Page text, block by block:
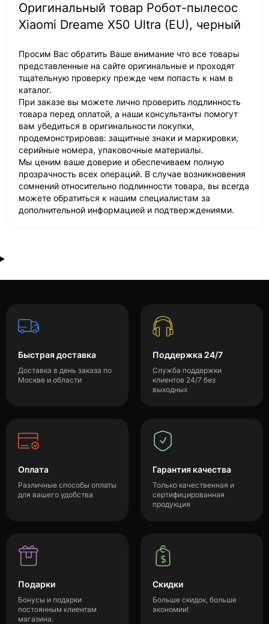
Оригинальный товар Робот-пылесос
Xiaomi Dreame X50 Ultra (EU), черный
Просим Вас обратить Ваше внимание что все товары
представленные на сайте оригинальные и проходят
тщательную проверку прежде чем попасть к нам в
каталог.
При заказе вы можете лично проверить подлинность
товара перед оплатой, а наши консультанты помогут
вам убедиться в оригинальности покупки,
продемонстрировав: защитные знаки и маркировки,
серийные номера, упаковочные материалы.
Мы ценим ваше доверие и обеспечиваем полную
прозрачность всех операций. В случае возникновения
сомнений относительно подлинности товара, вы всегда
можете обратиться к нашим специалистам за
дополнительной информацией и подтверждениями.
Быстрая доставка
Доставка в день заказа по
Москве и области
Поддержка 24/7
Служба поддержки
клиентов 24/7 без
выходных
Оплата
Различные способы оплаты
для вашего удобства
Гарантия качества
Только качественная и
сертифицированная
продукция
Подарки
Бонусы и подарки
постоянным клиентам
магазина.
Скидки
Больше скидок, больше
экономии!